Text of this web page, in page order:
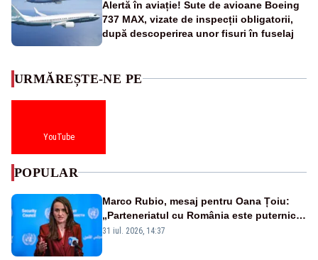
Alertă în aviație! Sute de avioane Boeing
737 MAX, vizate de inspecții obligatorii,
după descoperirea unor fisuri în fuselaj
URMĂREȘTE-NE PE
YouTube
POPULAR
Marco Rubio, mesaj pentru Oana Țoiu:
„Parteneriatul cu România este puternic
și prețuit”
31 iul. 2026, 14:37